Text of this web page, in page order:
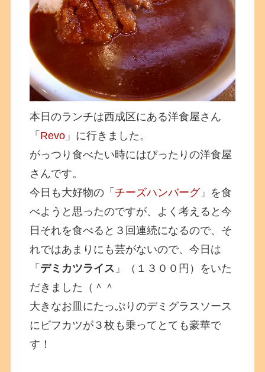
本日のランチは西成区にある洋食屋さん
「 Revo 」に行きました。
がっつり食べたい時にはぴったりの洋食屋
さんです。
今日も大好物の「 チーズハンバーグ」を食
べようと思ったのですが、よく考えると今
日それを食べると３回連続になるので、そ
れではあまりにも芸がないので、今日は
「 デミカツライス 」（１３００円）をいた
だきました（＾＾
大きなお皿にたっぷりのデミグラスソース
にビフカツが３枚も乗ってとても豪華で
す！